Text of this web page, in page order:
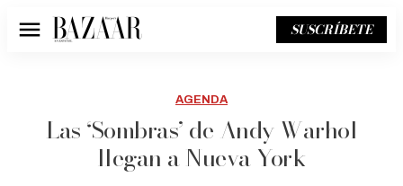
Menú SUSCRÍBETE
AGENDA
Las ‘Sombras’ de Andy Warhol
llegan a Nueva York